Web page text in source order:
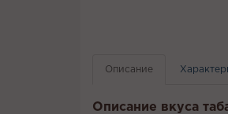
Описание
Описание вкуса